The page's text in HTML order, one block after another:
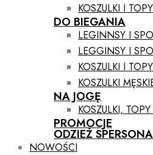
KOSZULKI I
DO BIEGANIA
LEGINNSY I
LEGGINSY I
KOSZULKI I
KOSZULKI
NA JOGĘ
KOSZULKI,
PROMOCJE
ODZIEŻ
NOWOŚCI